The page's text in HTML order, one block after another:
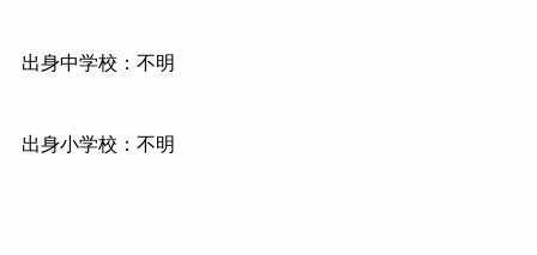
出身中学校：不明
出身小学校：不明